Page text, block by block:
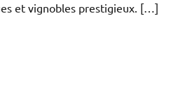
et vignobles prestigieux. […]